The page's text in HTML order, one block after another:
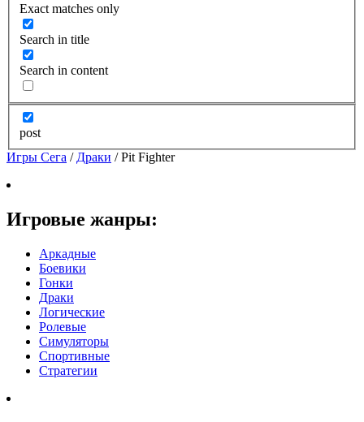
Exact matches only
Search in title
Search in content
post
Игры Сега / Драки /Pit Fighter
Игровые жанры:
Аркадные
Боевики
Гонки
Драки
Логические
Ролевые
Симуляторы
Спортивные
Стратегии